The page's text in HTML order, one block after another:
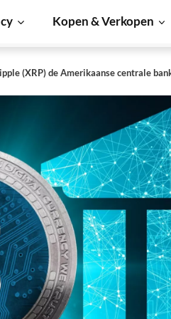
Kopen & Verkopen
(XRP) de Amerikaanse centrale